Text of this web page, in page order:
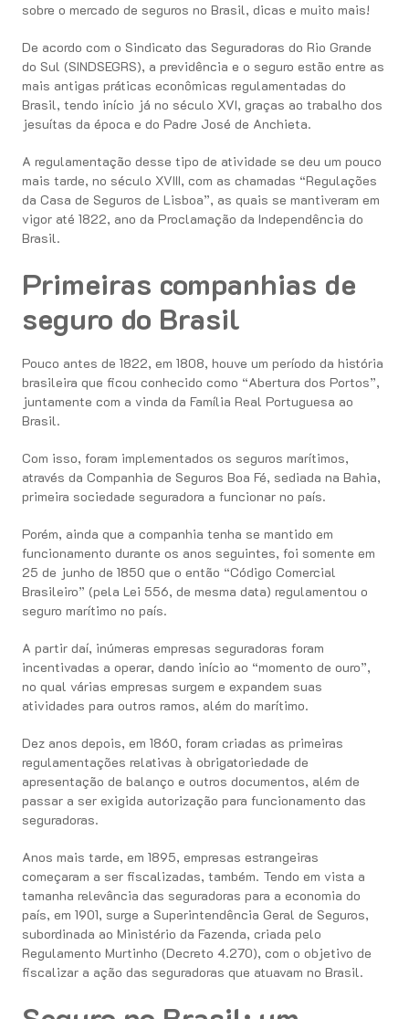
sobre o mercado de seguros no Brasil, dicas e muito mais!
De acordo com o Sindicato das Seguradoras do Rio Grande
do Sul (SINDSEGRS), a previdência e o seguro estão entre as
mais antigas práticas econômicas regulamentadas do
Brasil, tendo início já no século XVI, graças ao trabalho dos
jesuítas da época e do Padre José de Anchieta.
A regulamentação desse tipo de atividade se deu um pouco
mais tarde, no século XVIII, com as chamadas “Regulações
da Casa de Seguros de Lisboa”, as quais se mantiveram em
vigor até 1822, ano da Proclamação da Independência do
Brasil.
Primeiras companhias de
seguro do Brasil
Pouco antes de 1822, em 1808, houve um período da história
brasileira que ficou conhecido como “Abertura dos Portos”,
juntamente com a vinda da Família Real Portuguesa ao
Brasil.
Com isso, foram implementados os seguros marítimos,
através da Companhia de Seguros Boa Fé, sediada na Bahia,
primeira sociedade seguradora a funcionar no país.
Porém, ainda que a companhia tenha se mantido em
funcionamento durante os anos seguintes, foi somente em
25 de junho de 1850 que o então “Código Comercial
Brasileiro” (pela Lei 556, de mesma data) regulamentou o
seguro marítimo no país.
A partir daí, inúmeras empresas seguradoras foram
incentivadas a operar, dando início ao “momento de ouro”,
no qual várias empresas surgem e expandem suas
atividades para outros ramos, além do marítimo.
Dez anos depois, em 1860, foram criadas as primeiras
regulamentações relativas à obrigatoriedade de
apresentação de balanço e outros documentos, além de
passar a ser exigida autorização para funcionamento das
seguradoras.
Anos mais tarde, em 1895, empresas estrangeiras
começaram a ser fiscalizadas, também. Tendo em vista a
tamanha relevância das seguradoras para a economia do
país, em 1901, surge a Superintendência Geral de Seguros,
subordinada ao Ministério da Fazenda, criada pelo
Regulamento Murtinho (Decreto 4.270), com o objetivo de
fiscalizar a ação das seguradoras que atuavam no Brasil.